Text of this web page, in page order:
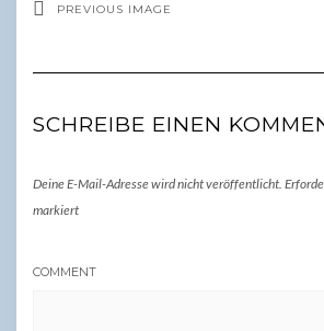
PREVIOUS IMAGE
SCHREIBE EINEN
Deine E-Mail-Adresse wird nicht veröffentlicht.
markiert
COMMENT